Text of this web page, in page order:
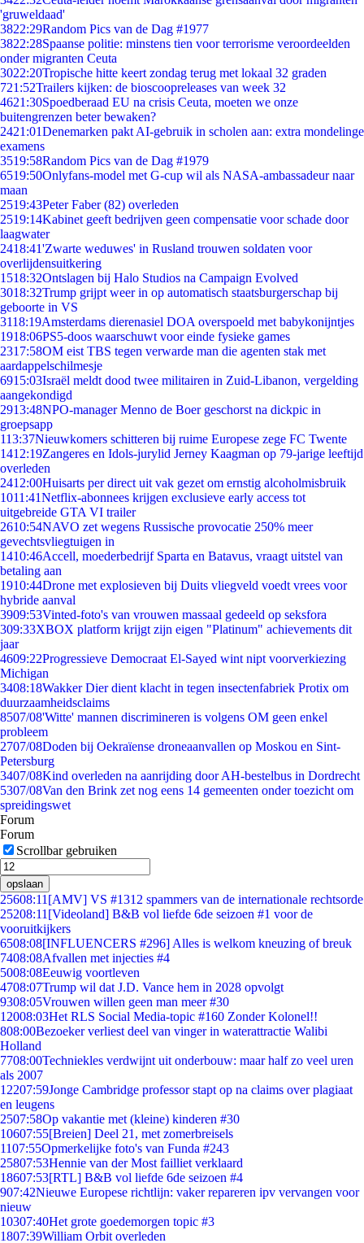
'gruweldaad'
3822:29Random Pics van de Dag #1977
3822:28Spaanse politie: minstens tien voor terrorisme veroordeelden
onder migranten Ceuta
3022:20Tropische hitte keert zondag terug met lokaal 32 graden
721:52Trailers kijken: de bioscoopreleases van week 32
4621:30Spoedberaad EU na crisis Ceuta, moeten we onze
buitengrenzen beter bewaken?
2421:01Denemarken pakt AI-gebruik in scholen aan: extra mondelinge
examens
3519:58Random Pics van de Dag #1979
6519:50Onlyfans-model met G-cup wil als NASA-ambassadeur naar
maan
2519:43Peter Faber (82) overleden
2519:14Kabinet geeft bedrijven geen compensatie voor schade door
laagwater
2418:41'Zwarte weduwes' in Rusland trouwen soldaten voor
overlijdensuitkering
1518:32Ontslagen bij Halo Studios na Campaign Evolved
3018:32Trump grijpt weer in op automatisch staatsburgerschap bij
geboorte in VS
3118:19Amsterdams dierenasiel DOA overspoeld met babykonijntjes
1918:06PS5-doos waarschuwt voor einde fysieke games
2317:58OM eist TBS tegen verwarde man die agenten stak met
aardappelschilmesje
6915:03Israël meldt dood twee militairen in Zuid-Libanon, vergelding
aangekondigd
2913:48NPO-manager Menno de Boer geschorst na dickpic in
groepsapp
113:37Nieuwkomers schitteren bij ruime Europese zege FC Twente
1412:19Zangeres en Idols-jurylid Jerney Kaagman op 79-jarige leeftijd
overleden
2412:00Huisarts per direct uit vak gezet om ernstig alcoholmisbruik
1011:41Netflix-abonnees krijgen exclusieve early access tot
uitgebreide GTA VI trailer
2610:54NAVO zet wegens Russische provocatie 250% meer
gevechtsvliegtuigen in
1410:46Accell, moederbedrijf Sparta en Batavus, vraagt uitstel van
betaling aan
1910:44Drone met explosieven bij Duits vliegveld voedt vrees voor
hybride aanval
3909:53Vinted-foto's van vrouwen massaal gedeeld op seksfora
309:33XBOX platform krijgt zijn eigen "Platinum" achievements dit
jaar
4609:22Progressieve Democraat El-Sayed wint nipt voorverkiezing
Michigan
3408:18Wakker Dier dient klacht in tegen insectenfabriek Protix om
duurzaamheidsclaims
8507/08'Witte' mannen discrimineren is volgens OM geen enkel
probleem
2707/08Doden bij Oekraïense droneaanvallen op Moskou en Sint-
Petersburg
3407/08Kind overleden na aanrijding door AH-bestelbus in Dordrecht
5307/08Van den Brink zet nog eens 14 gemeenten onder toezicht om
spreidingswet
Forum
Forum
Scrollbar gebruiken
opslaan
25608:11 [AMV] VS #1312 spammers van de internationale rechtsorde
25208:11 [Videoland] B&B vol liefde 6de seizoen #1 voor de
vooruitkijkers
6508:08[INFLUENCERS #296] Alles is welkom kneuzing of breuk
7408:08Afvallen met injecties #4
5008:08Eeuwig voortleven
4708:07Trump wil dat J.D. Vance hem in 2028 opvolgt
9308:05Vrouwen willen geen man meer #30
12008:03Het RLS Social Media-topic #160 Zonder Kolonel!!
808:00Bezoeker verliest deel van vinger in waterattractie Walibi
Holland
7708:00Techniekles verdwijnt uit onderbouw: maar half zo veel uren
als 2007
12207:59Jonge Cambridge professor stapt op na claims over plagiaat
en leugens
2507:58Op vakantie met (kleine) kinderen #30
10607:55[Breien] Deel 21, met zomerbreisels
1107:55Opmerkelijke foto's van Funda #243
25807:53Hennie van der Most failliet verklaard
18607:53[RTL] B&B vol liefde 6de seizoen #4
907:42Nieuwe Europese richtlijn: vaker repareren ipv vervangen voor
nieuw
10307:40Het grote goedemorgen topic #3
1807:39William Orbit overleden